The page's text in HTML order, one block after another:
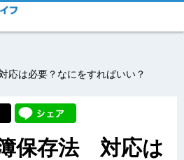
は必要？なにをすればいい？
保存法 対応は